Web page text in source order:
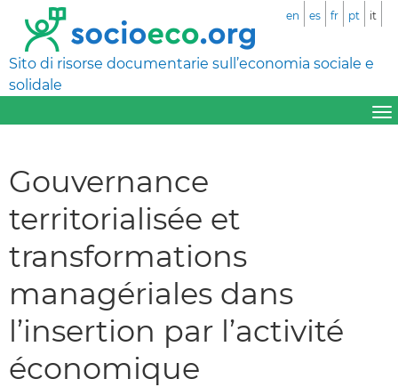
Sito di risorse documentarie sull’economia sociale e
solidale
en es fr pt it
Gouvernance
territorialisée et
transformations
managériales dans
l’insertion par l’activité
économique